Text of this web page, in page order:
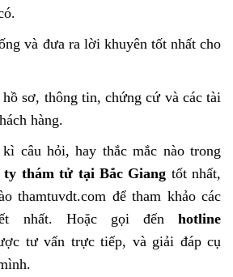
và đưa ra lời khuyên tốt nhất cho
sơ, thông tin, chứng cứ và các tài
hàng.
câu hỏi, hay thắc mắc nào trong
ty thám tử tại Bắc Giang tốt nhất,
thamtuvdt.com để tham khảo các
nhất. Hoặc gọi đếnhotline
tư vấn trực tiếp, và giải đáp cụ